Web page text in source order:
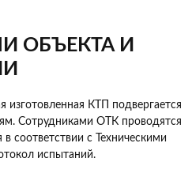
ОБЪЕКТА И
изготовленная КТП подвергается
Сотрудниками ОТК проводятся
соответствии с Техническими
испытаний.